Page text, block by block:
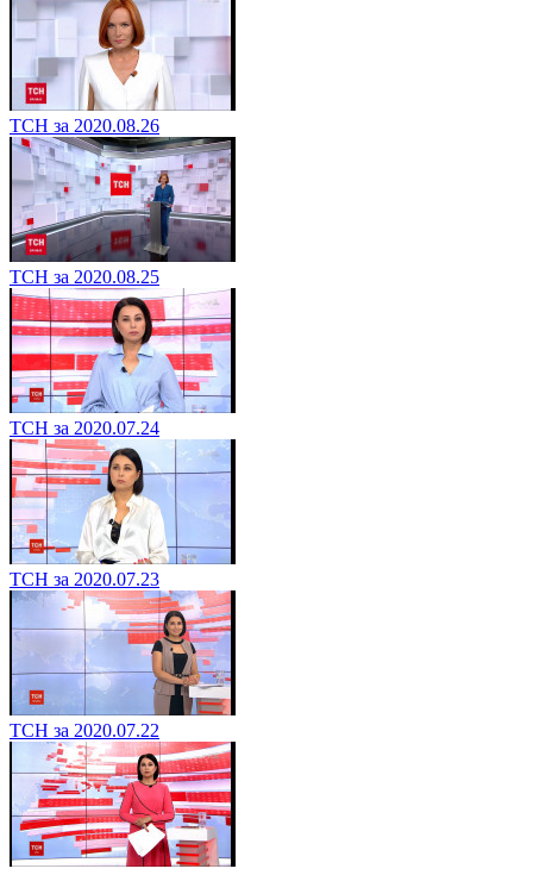
ТСН за 2020.08.26
ТСН за 2020.08.25
ТСН за 2020.07.24
ТСН за 2020.07.23
ТСН за 2020.07.22